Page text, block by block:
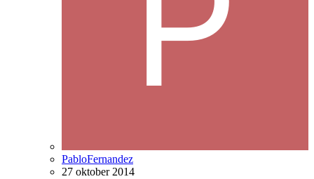
PabloFernandez
27 oktober 2014